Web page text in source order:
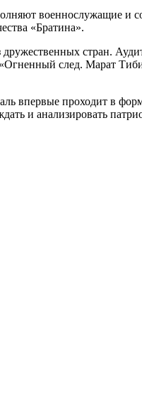
военнослужащие и
«Братина».
дружественных стран.
след. Марат
впервые проходит в
и анализировать